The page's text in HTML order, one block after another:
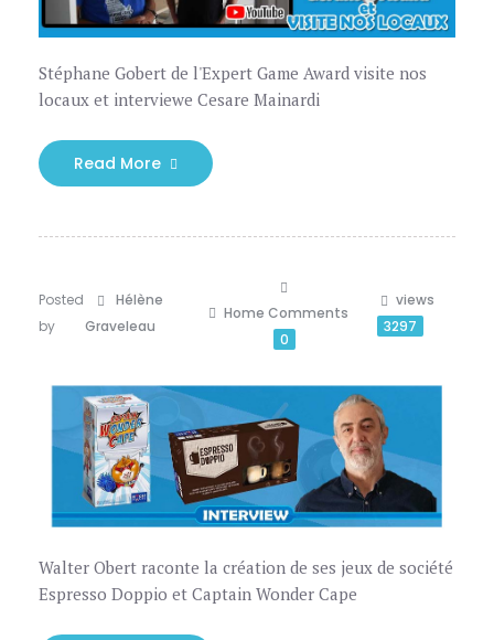
Stéphane Gobert de l'Expert Game Award visite nos
locaux et interviewe Cesare Mainardi
Read More
Posted
by
Hélène
Graveleau
Home Comments
0
views
3297
Walter Obert raconte la création de ses jeux de société
Espresso Doppio et Captain Wonder Cape